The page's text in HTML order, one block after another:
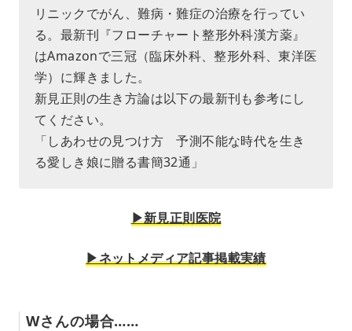
リニックでがん、難病・難症の治療を行ってい
る。最新刊『フローチャート整形外科漢方薬』
はAmazonで三冠（臨床外科、整形外科、東洋医
学）に輝きました。
新見正則の生き方論は以下の最新刊も参考にし
てください。
「しあわせの見つけ方 予測不能な時代を生き
る愛しき娘に贈る書簡32通」
▶︎新見正則医院
▶︎ネットメディア記事掲載実績
Wさんの場合……